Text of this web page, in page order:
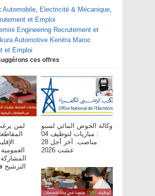
Automobile, Electricité & Mécanique,
et Emploi
Engineering Recrutement et
Automotive Kenitra Maroc
et Emploi
ces offres
لمن
وكالة الحوض المائي لسبو
: مباريات لتوظيف 04
مناصب. آخر أجل 28
غشت 2026